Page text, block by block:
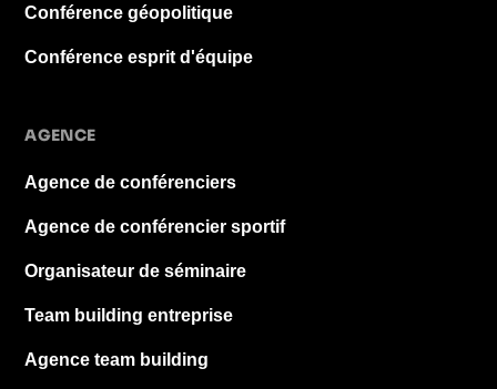
Conférence géopolitique
Conférence esprit d'équipe
AGENCE
Agence de conférenciers
Agence de conférencier sportif
Organisateur de séminaire
Team building entreprise
Agence team building